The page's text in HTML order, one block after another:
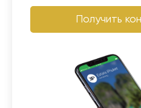
Получить